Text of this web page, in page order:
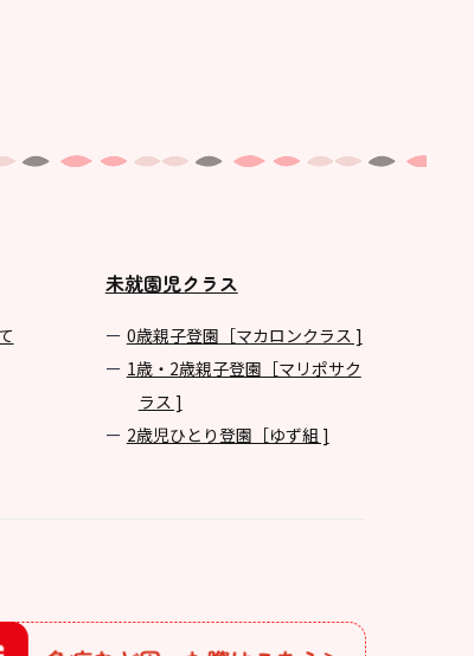
未就園児クラス
0歳親子登園［マカロンクラス ]
1歳・2歳親子登園［マリポサク
ラス ]
2歳児ひとり登園［ゆず組 ]